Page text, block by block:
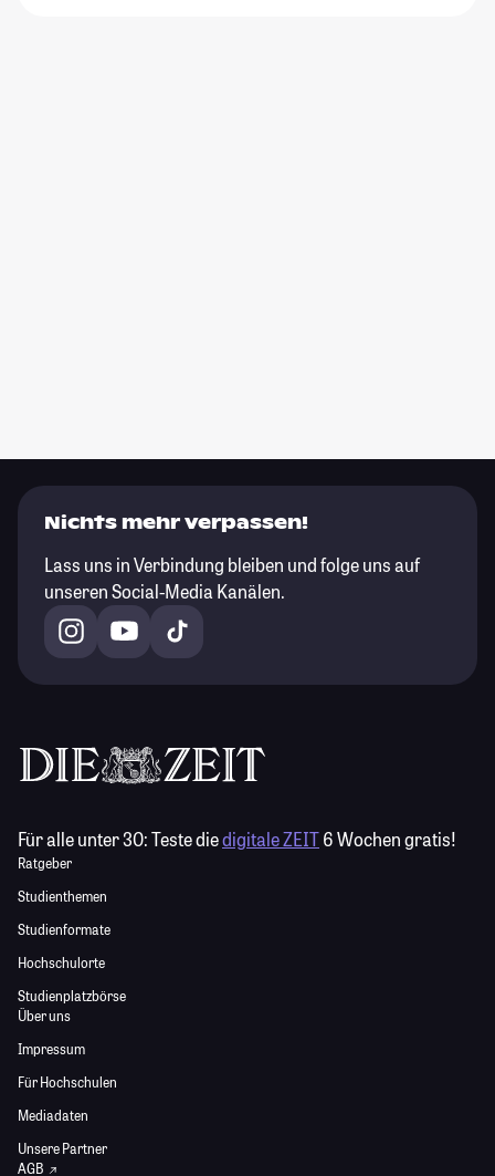
Nichts mehr verpassen!
Lass uns in Verbindung bleiben und folge uns auf
unseren Social-Media Kanälen.
Für alle unter 30:Teste diedigitale ZEIT6 Wochen gratis!
Ratgeber
Studienthemen
Studienformate
Hochschulorte
Studienplatzbörse
Über uns
Impressum
Für Hochschulen
Mediadaten
Unsere Partner
AGB